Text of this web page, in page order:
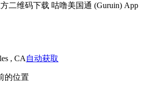
二维码下载 咕噜美国通 (Guruin) App
, CA 自动获取
的位置